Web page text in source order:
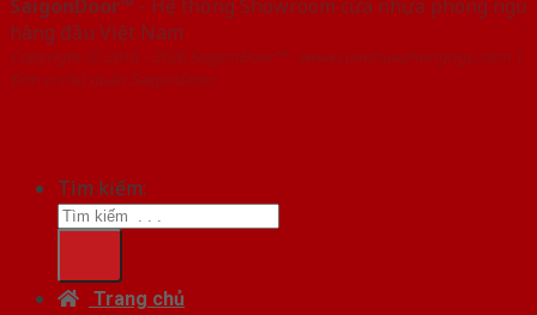
SaigonDoor™ - Hệ thống Showroom cửa nhựa phòng ngủ
hàng đầu Việt Nam
Copyright ⓒ 2016 – 2026 SaigonDoor™ - www.cuanhuaphongngu.com |
Đơn vị chủ quản SaigonDoor
Tìm kiếm:
Trang chủ